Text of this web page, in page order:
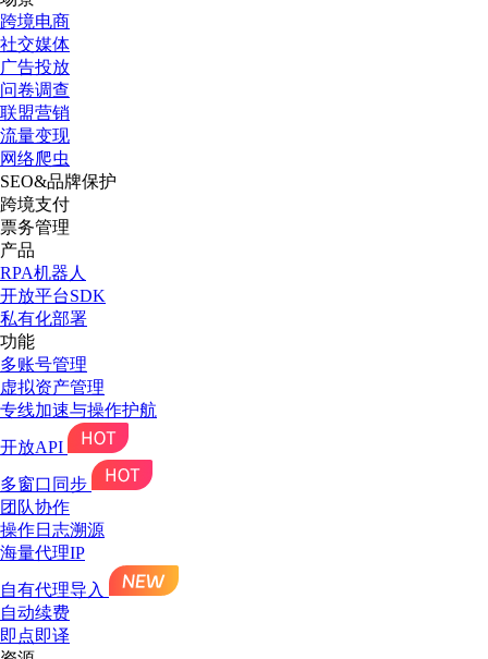
跨境电商
社交媒体
广告投放
问卷调查
联盟营销
流量变现
网络爬虫
SEO&品牌保护
跨境支付
票务管理
产品
RPA机器人
开放平台SDK
私有化部署
功能
多账号管理
虚拟资产管理
专线加速与操作护航
开放API
多窗口同步
团队协作
操作日志溯源
海量代理IP
自有代理导入
自动续费
即点即译